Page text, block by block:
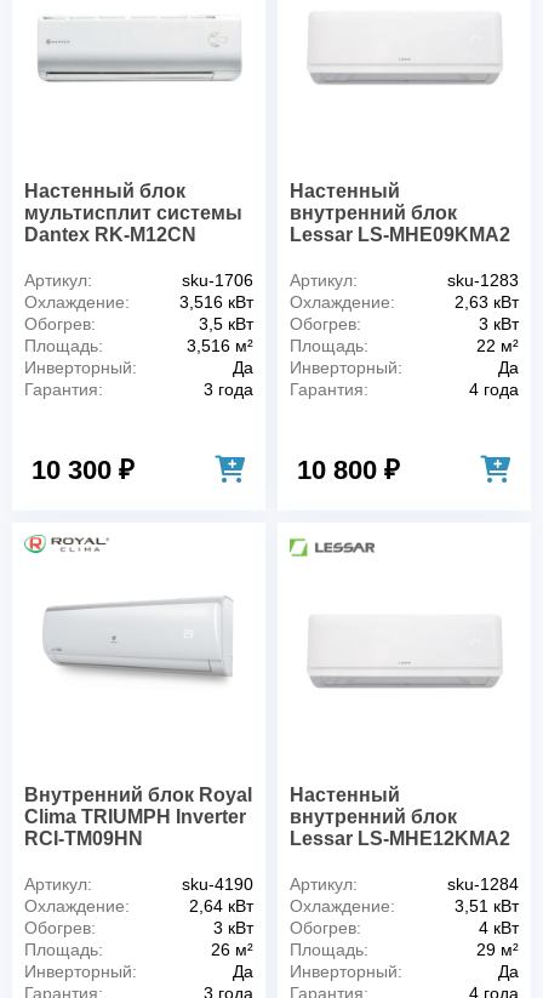
Настенный блок
мультисплит системы
Dantex RK-M12CN
Артикул:
sku-1706
Охлаждение:
3,516 кВт
Обогрев:
3,5 кВт
Площадь:
3,516 м²
Инверторный:
Да
Гарантия:
3 года
10 300 ₽
Настенный
внутренний блок
Lessar LS-MHE09KMA2
Артикул:
sku-1283
Охлаждение:
2,63 кВт
Обогрев:
3 кВт
Площадь:
22 м²
Инверторный:
Да
Гарантия:
4 года
10 800 ₽
Внутренний блок Royal
Clima TRIUMPH Inverter
RCI-TM09HN
Артикул:
sku-4190
Охлаждение:
2,64 кВт
Обогрев:
3 кВт
Площадь:
26 м²
Инверторный:
Да
Гарантия:
3 года
Настенный
внутренний блок
Lessar LS-MHE12KMA2
Артикул:
sku-1284
Охлаждение:
3,51 кВт
Обогрев:
4 кВт
Площадь:
29 м²
Инверторный:
Да
Гарантия:
4 года